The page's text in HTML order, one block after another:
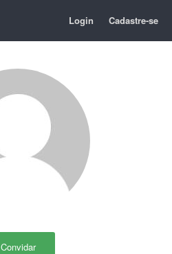
Login Cadastre-se
Convidar